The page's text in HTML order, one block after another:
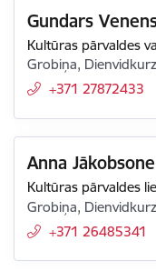
Gundars
Kultūras pārvaldes
Grobiņa,
+371 27872433
Anna Jākobsone
Kultūras pārvaldes
Grobiņa,
+371 26485341